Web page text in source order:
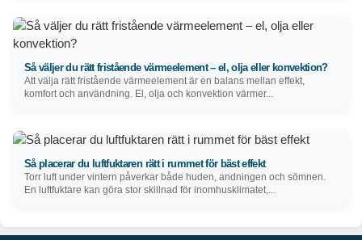
Så väljer du rätt fristående värmeelement – el, olja eller konvektion?
Att välja rätt fristående värmeelement är en balans mellan effekt,
komfort och användning. El, olja och konvektion värmer...
Så placerar du luftfuktaren rätt i rummet för bäst effekt
Torr luft under vintern påverkar både huden, andningen och sömnen.
En luftfuktare kan göra stor skillnad för inomhusklimatet,...